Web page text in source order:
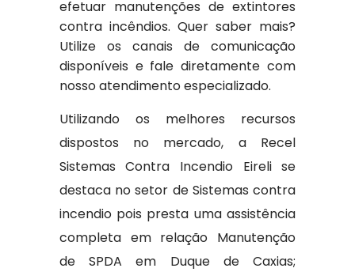
efetuar manutenções de extintores
contra incêndios. Quer saber mais?
Utilize os canais de comunicação
disponíveis e fale diretamente com
nosso atendimento especializado.
Utilizando os melhores recursos
dispostos no mercado, a Recel
Sistemas Contra Incendio Eireli se
destaca no setor de Sistemas contra
incendio pois presta uma assistência
completa em relação Manutenção
de SPDA em Duque de Caxias;